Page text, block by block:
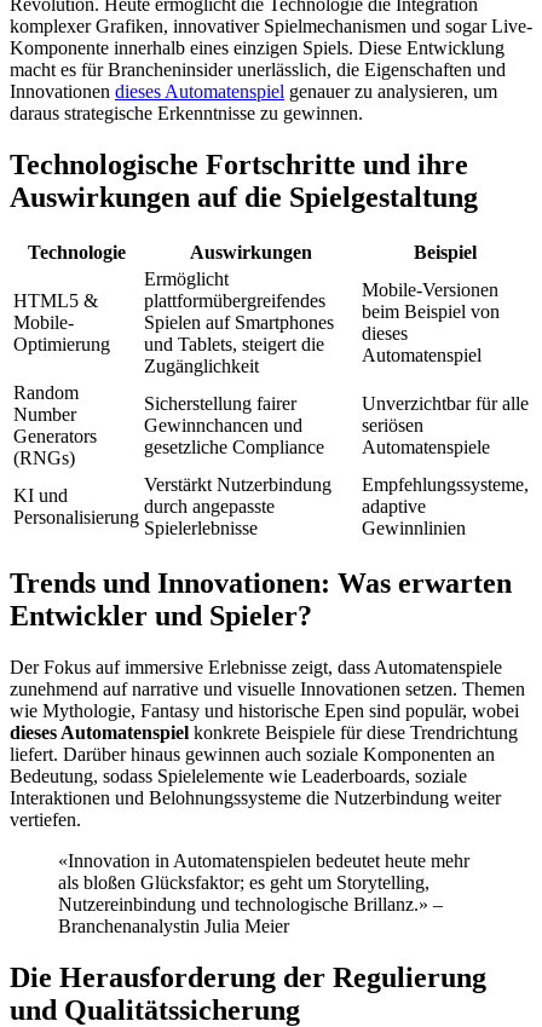
Revolution. Heute ermöglicht die Technologie die Integration
komplexer Grafiken, innovativer Spielmechanismen und sogar Live-
Komponente innerhalb eines einzigen Spiels. Diese Entwicklung
macht es für Brancheninsider unerlässlich, die Eigenschaften und
Innovationen dieses Automatenspiel genauer zu analysieren, um
daraus strategische Erkenntnisse zu gewinnen.
Technologische Fortschritte und ihre
Auswirkungen auf die Spielgestaltung
Technologie Auswirkungen Beispiel
HTML5 &
Mobile-
Optimierung
Ermöglicht
plattformübergreifendes
Spielen auf Smartphones
und Tablets, steigert die
Zugänglichkeit
Mobile-Versionen
beim Beispiel von
dieses
Automatenspiel
Random
Number
Generators
(RNGs)
Sicherstellung fairer
Gewinnchancen und
gesetzliche Compliance
Unverzichtbar für alle
seriösen
Automatenspiele
KI und
Personalisierung
Verstärkt Nutzerbindung
durch angepasste
Spielerlebnisse
Empfehlungssysteme,
adaptive
Gewinnlinien
Trends und Innovationen: Was erwarten
Entwickler und Spieler?
Der Fokus auf immersive Erlebnisse zeigt, dass Automatenspiele
zunehmend auf narrative und visuelle Innovationen setzen. Themen
wie Mythologie, Fantasy und historische Epen sind populär, wobei
dieses Automatenspiel konkrete Beispiele für diese Trendrichtung
liefert. Darüber hinaus gewinnen auch soziale Komponenten an
Bedeutung, sodass Spielelemente wie Leaderboards, soziale
Interaktionen und Belohnungssysteme die Nutzerbindung weiter
vertiefen.
«Innovation in Automatenspielen bedeutet heute mehr
als bloßen Glücksfaktor; es geht um Storytelling,
Nutzereinbindung und technologische Brillanz.» –
Branchenanalystin Julia Meier
Die Herausforderung der Regulierung
und Qualitätssicherung